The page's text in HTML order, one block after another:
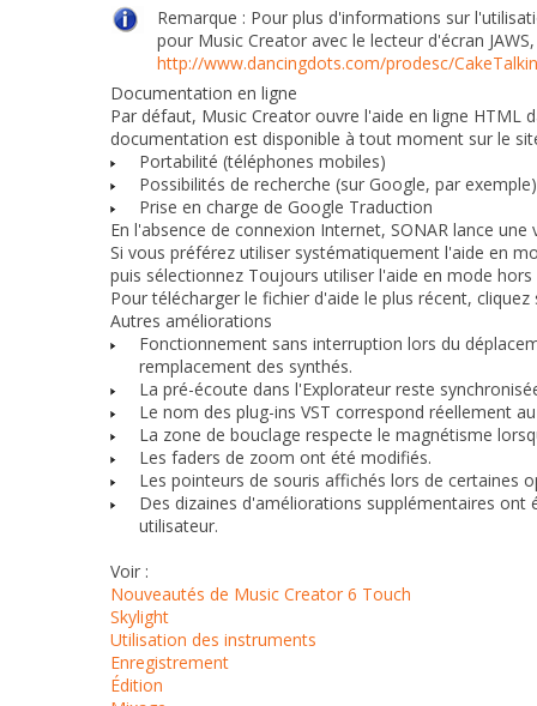
Remarque : Pour plus d'informations sur
pour Music Creator avec le lecteur d'écran
http://www.dancingdots.com/prodesc/
Documentation en ligne
Par défaut, Music Creator ouvre l'aide en ligne HTML
documentation est disponible à tout moment sur le
Portabilité (téléphones mobiles)
Possibilités de recherche (sur Google, par exemple)
Prise en charge de Google Traduction
En l'absence de connexion Internet, SONAR lance
Si vous préférez utiliser systématiquement l'aide en
puis sélectionnez Toujours utiliser l'aide en mode
Pour télécharger le fichier d'aide le plus récent,
Autres améliorations
Fonctionnement sans interruption lors du
remplacement des synthés.
La pré-écoute dans l'Explorateur reste
Le nom des plug-ins VST correspond réellement
La zone de bouclage respecte le magnétisme
Les faders de zoom ont été modifiés.
Les pointeurs de souris affichés lors de certaines
Des dizaines d'améliorations supplémentaires
utilisateur.
Voir :
Nouveautés de Music Creator 6 Touch
Skylight
Utilisation des instruments
Enregistrement
Édition